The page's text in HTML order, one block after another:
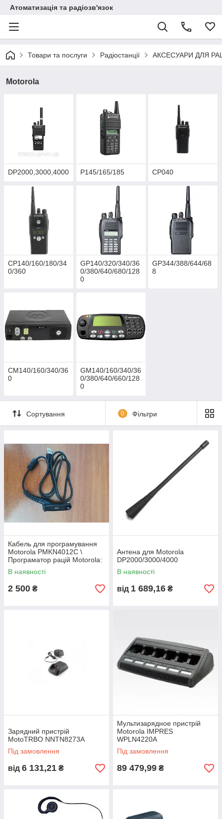
Атоматизація та радіозв'язок
Товари та послуги Радіостанції АКСЕСУАРИ ДЛЯ
Motorola
DP2000,3000,4000 Р145/165/185 СР040
СР140/160/180/34
0/360
GP140/320/340/36
0/380/640/680/128
0
GP344/388/644/68
8
СМ140/160/340/36
0
GM140/160/340/36
0/380/640/660/128
0
Сортування 0 Фільтри
Кабель для програмування
Motorola PMKN4012C \
Програматор рацій Motorola:
DP4400, DP4600, DP4800,
DP4401, DP4601, DP4801
В наявності
2 500 ₴
Антена для Motorola
DP2000/3000/4000
В наявності
від 1 689,16 ₴
Зарядний пристрій
MotoTRBO NNTN8273A
Під замовлення
від 6 131,21 ₴
Мультизарядное пристрій
Motorola IMPRES
WPLN4220A
Під замовлення
89 479,99 ₴